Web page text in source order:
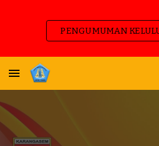
Skip to main content
PENGUMUMAN